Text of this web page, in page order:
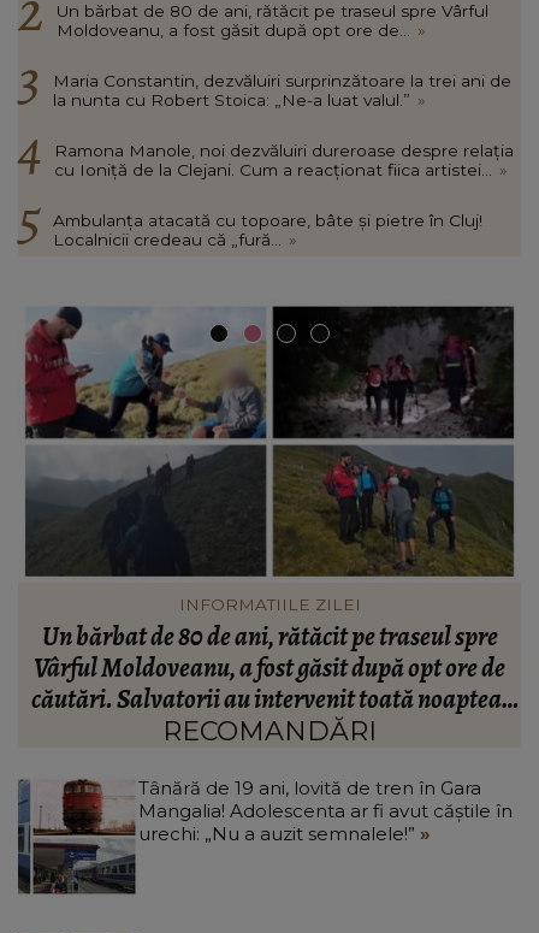
Un bărbat de 80 de ani, rătăcit pe traseul spre Vârful
Moldoveanu, a fost găsit după opt ore de... »
Maria Constantin, dezvăluiri surprinzătoare la trei ani de
la nunta cu Robert Stoica: „Ne-a luat valul.” »
Ramona Manole, noi dezvăluiri dureroase despre relația
cu Ioniță de la Clejani. Cum a reacționat fiica artistei... »
Ambulanța atacată cu topoare, bâte și pietre în Cluj!
Localnicii credeau că „fură... »
VEDETE
Maria Constantin, dezvăluiri surprinzătoare la
trei ani de la nunta cu Robert Stoica: „Ne-a luat
valul.”
RECOMANDĂRI
Tânără de 19 ani, lovită de tren în Gara
Mangalia! Adolescenta ar fi avut căștile în
urechi: „Nu a auzit semnalele!”